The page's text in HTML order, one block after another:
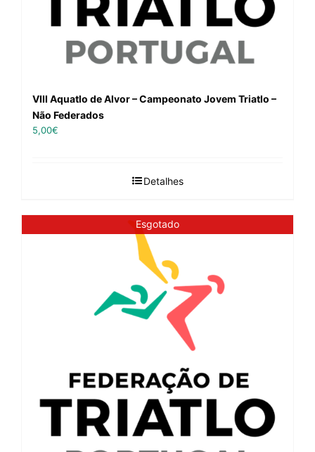
VIII Aquatlo de Alvor – Campeonato Jovem Triatlo –
Não Federados
5,00€
Detalhes
Esgotado